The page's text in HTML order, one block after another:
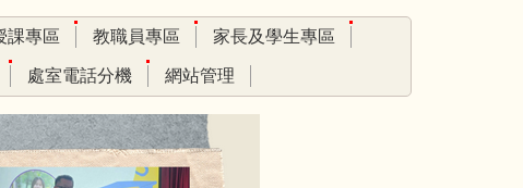
課專區 教職員專區 家長及學生專區
處室電話分機 網站管理